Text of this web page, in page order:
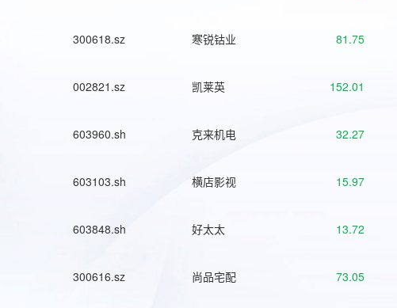
300618.sz 寒锐钴业 81.75
002821.sz 凯莱英 152.01
603960.sh 克来机电 32.27
603103.sh 横店影视 15.97
603848.sh 好太太 13.72
300616.sz 尚品宅配 73.05